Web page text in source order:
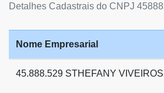
Detalhes Cadastrais do CNPJ
Nome Empresarial
45.888.529 STHEFANY